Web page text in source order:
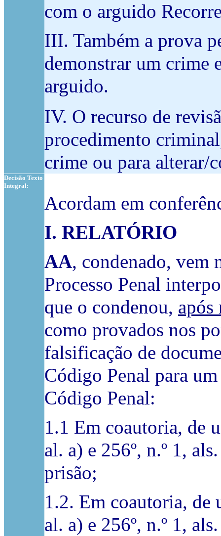
com o arguido
III. Também a prova
demonstrar um crime
arguido.
IV. O recurso de
procedimento
crime ou para alterar/
Decisão Texto
Integral:
Acordam em
I. RELATÓRIO
AA, condenado, vem
Processo Penal
que o condenou, após
como provados nos
falsificação de
Código Penal para
Código Penal:
1.1 Em coautoria, de
al. a) e 256º, n.º 1,
prisão;
1.2. Em coautoria, de
al. a) e 256º, n.º 1,